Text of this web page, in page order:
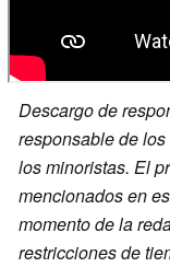
Descargo de
responsable de
los minoristas. El
mencionados en
momento de la
restricciones de